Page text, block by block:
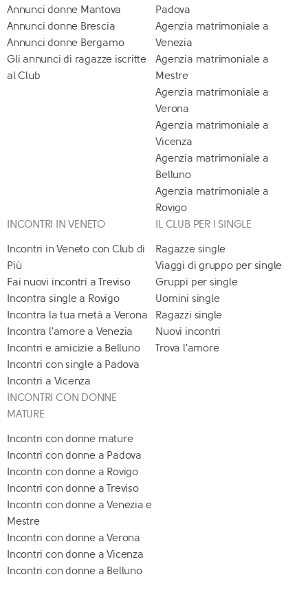
Annunci donne Mantova
Annunci donne Brescia
Annunci donne Bergamo
Gli annunci di ragazze iscritte
al Club
Padova
Agenzia matrimoniale a
Venezia
Agenzia matrimoniale a
Mestre
Agenzia matrimoniale a
Verona
Agenzia matrimoniale a
Vicenza
Agenzia matrimoniale a
Belluno
Agenzia matrimoniale a
Rovigo
INCONTRI IN VENETO
Incontri in Veneto con Club di
Più
Fai nuovi incontri a Treviso
Incontra single a Rovigo
Incontra la tua metà a Verona
Incontra l'amore a Venezia
Incontri e amicizie a Belluno
Incontri con single a Padova
Incontri a Vicenza
IL CLUB PER I SINGLE
Ragazze single
Viaggi di gruppo per single
Gruppi per single
Uomini single
Ragazzi single
Nuovi incontri
Trova l'amore
INCONTRI CON DONNE
MATURE
Incontri con donne mature
Incontri con donne a Padova
Incontri con donne a Rovigo
Incontri con donne a Treviso
Incontri con donne a Venezia e
Mestre
Incontri con donne a Verona
Incontri con donne a Vicenza
Incontri con donne a Belluno